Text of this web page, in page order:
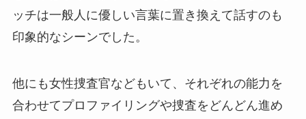
ッチは一般人に優しい言葉に置き換えて話すのも
印象的なシーンでした。
他にも女性捜査官などもいて、それぞれの能力を
合わせてプロファイリングや捜査をどんどん進め